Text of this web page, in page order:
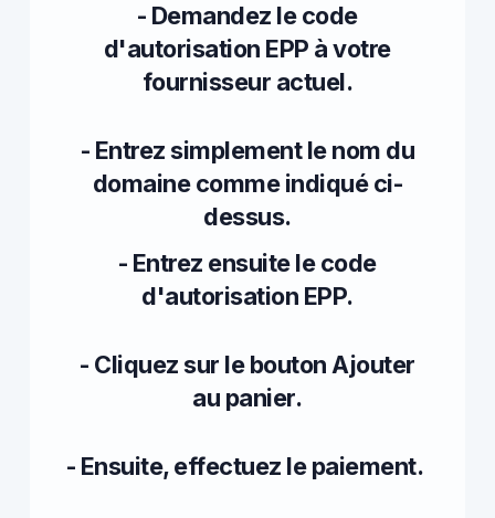
- Demandez le code
d'autorisation EPP à votre
fournisseur actuel.
- Entrez simplement le nom du
domaine comme indiqué ci-
dessus.
- Entrez ensuite le code
d'autorisation EPP.
- Cliquez sur le bouton Ajouter
au panier.
- Ensuite, effectuez le paiement.